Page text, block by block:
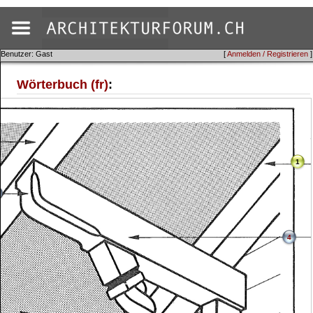
[Anmelden / Registrieren ]
Benutzer: Gast
Wörterbuch (fr):
1
4